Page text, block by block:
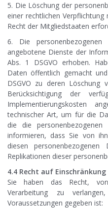
5. Die Löschung der
einer rechtlichen
Recht der Mitgliedstaaten
6. Die
angebotene Dienste der
Abs. 1 DSGVO erhoben.
Daten öffentlich gemacht
DSGVO zu deren
Berücksichtigung der
Implementierungskosten
technischer Art, um für die
die die
informieren, dass Sie von
diesen
Replikationen dieser
4.4 Recht auf
Sie haben das Recht,
Verarbeitung zu
Voraussetzungen gegeben ist: